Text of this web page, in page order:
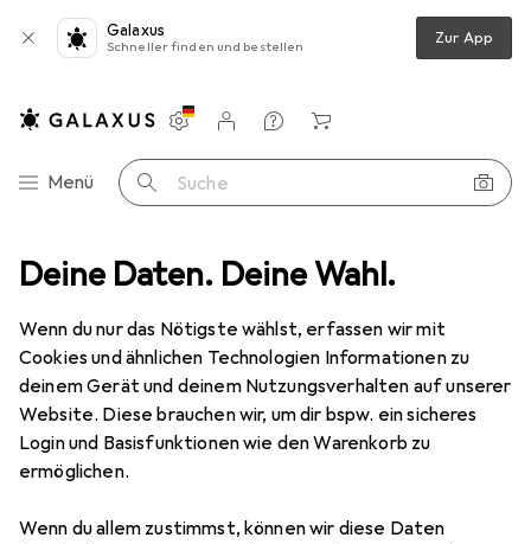
Deine Daten. Deine Wahl.
Wenn du nur das Nötigste wählst, erfassen wir mit
Cookies und ähnlichen Technologien Informationen zu
deinem Gerät und deinem Nutzungsverhalten auf unserer
Website. Diese brauchen wir, um dir bspw. ein sicheres
Login und Basisfunktionen wie den Warenkorb zu
ermöglichen.
Wenn du allem zustimmst, können wir diese Daten
Galaxus
Schneller finden und bestellen Zur App
Navigation nach Kategorien
Menü Suche
Einstellungen
Kundenkonto
Vergleichslisten
Merklisten
Warenkorb
+ Party Kostüm Accessoire Widmann Mexikaner Poncho
2 Bilder
WidmannMexikaner Poncho
EUR
47,33